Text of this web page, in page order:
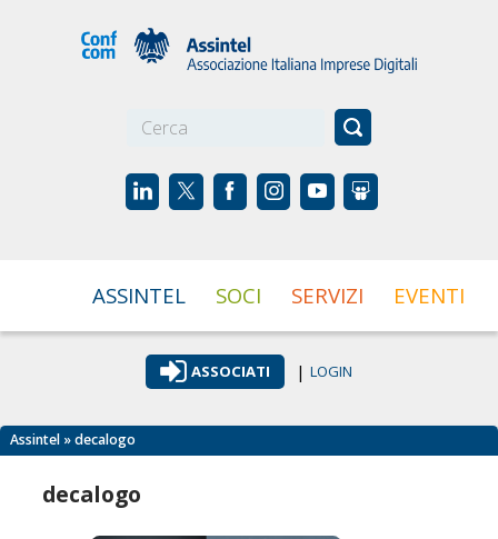
ASSINTEL SOCI SERVIZI EVENTI
ASSOCIATI | LOGIN
Assintel » decalogo
decalogo